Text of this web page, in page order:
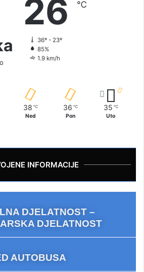
26 ℃
36º - 23º
85%
1.9 km/h
38 ℃
Ned
36 ℃
Pon
35 ℃
Uto
INFORMACIJE
DJELATNOST –
DJELATNOST
AUTOBUSA